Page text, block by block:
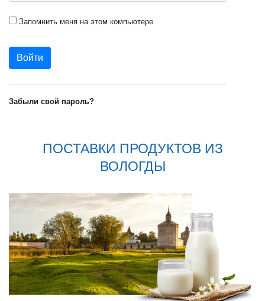
Запомнить меня на этом компьютере
Забыли свой пароль?
ПОСТАВКИ ПРОДУКТОВ ИЗ
ВОЛОГДЫ